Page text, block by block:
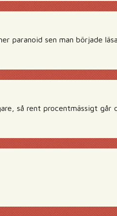
paranoid sen man började läsa.
så rent procentmässigt